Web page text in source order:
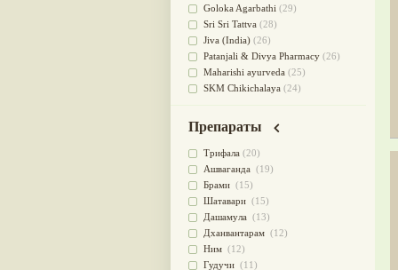
от геморроя(34)
Противовоспалительное
Для Питта доши
Для сердца(32)
Для сосудов головного мозга
(32)
Для лица(31)
Употребление в пищу
Ароматерапия(29)
Жаропонижающее
для памяти (28)
для почек(28)
Обезболивающие (28)
Слабительное
Афродизиак(27)
Goloka Agarbathi (29)
Sri Sri Tattva (28)
Jiva (India) (26)
Patanjali & Divya Pharmacy (26)
Maharishi ayurveda (25)
SKM Chikichalaya (24)
CONCENTRATES LTD (India)
CHARAK PHARMA
Satya Sai(20)
Vyas(20)
Bipha(19)
Kerala Ayurveda
Organic India pvt ltd
Lalita (16)
Ashtang Herbals
Препараты
Трифала (20)
Ашваганда (19)
Брами (15)
Шатавари (15)
Дашамула (13)
Дханвантарам (12)
Ним (12)
Гудучи (11)